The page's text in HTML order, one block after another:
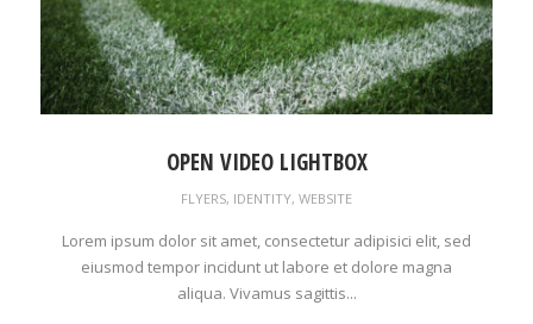
OPEN VIDEO LIGHTBOX
FLYERS, IDENTITY, WEBSITE
Lorem ipsum dolor sit amet, consectetur adipisici elit, sed
eiusmod tempor incidunt ut labore et dolore magna
aliqua. Vivamus sagittis...